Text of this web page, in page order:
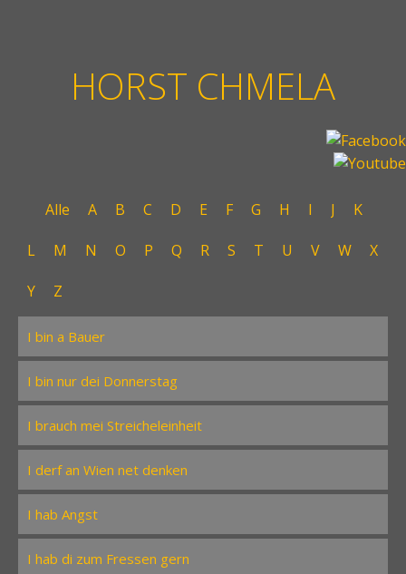
HORST CHMELA
Alle A B C D E F G H I J K
L M N O P Q R S T U V W X
Y Z
I bin a Bauer
I bin nur dei Donnerstag
I brauch mei Streicheleinheit
I derf an Wien net denken
I hab Angst
I hab di zum Fressen gern